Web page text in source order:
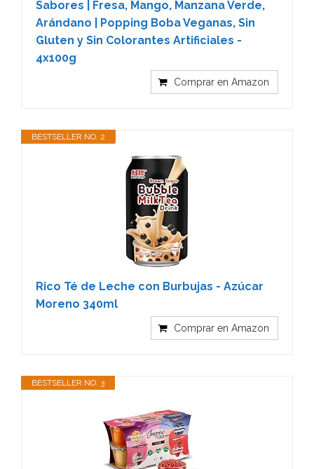
Sabores | Fresa, Mango, Manzana Verde,
Arándano | Popping Boba Veganas, Sin
Gluten y Sin Colorantes Artificiales -
4x100g
Comprar en Amazon
BESTSELLER NO. 2
Rico Té de Leche con Burbujas - Azúcar
Moreno 340ml
Comprar en Amazon
BESTSELLER NO. 3